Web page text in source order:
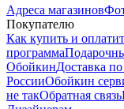
Адреса магазинов
Покупателю
Как купить и
программа
ОбойкинДоставка
РоссииОбойкин
не такОбратная связь